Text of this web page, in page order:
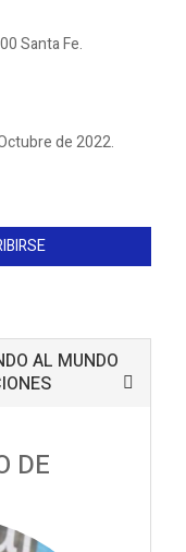
Santa Fe.
de 2022.
AL MUNDO
DE